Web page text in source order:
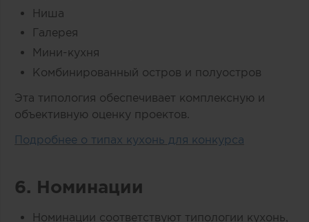
Ниша
Галерея
Мини-кухня
Комбинированный остров и полуостров
Эта типология обеспечивает комплексную и
объективную оценку проектов.
Подробнее о типах кухонь для конкурса
6. Номинации
Номинации соответствуют типологии кухонь,